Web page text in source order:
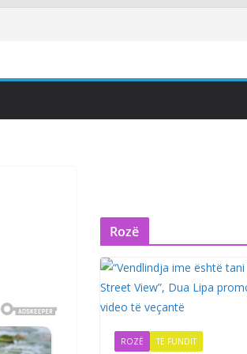
Rozë
ROZË TË FUNDIT